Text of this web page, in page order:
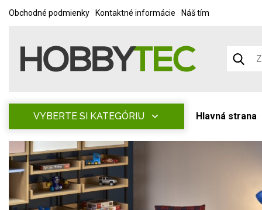
Obchodné podmienky Kontaktné informácie Náš tím
VYBERTE SI KATEGÓRIU Hlavná strana